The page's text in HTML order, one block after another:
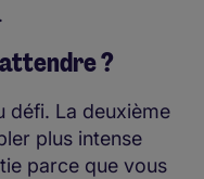
?
défi. La deuxième
plus intense
parce que vous